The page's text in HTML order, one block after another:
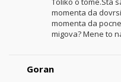
momenta da
momenta da
migova? Mene to
Goran